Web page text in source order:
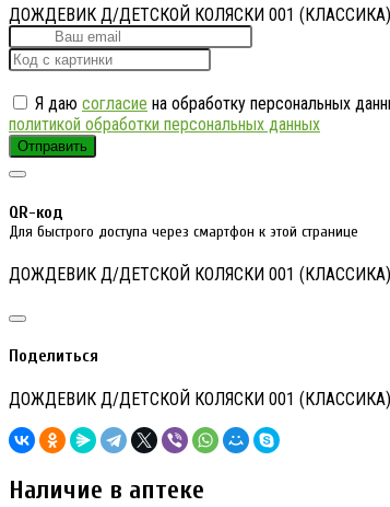
ДОЖДЕВИК Д/ДЕТСКОЙ КОЛЯСКИ 001 (КЛАССИКА)
Я даю согласие на обработку персональных
политикой обработки персональных данных
Отправить
QR-код
Для быстрого доступа через смартфон к этой странице
ДОЖДЕВИК Д/ДЕТСКОЙ КОЛЯСКИ 001 (КЛАССИКА)
Поделиться
ДОЖДЕВИК Д/ДЕТСКОЙ КОЛЯСКИ 001 (КЛАССИКА)
Наличие в аптеке